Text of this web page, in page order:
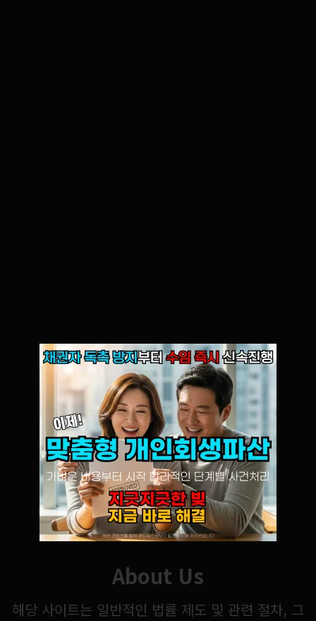
About Us
해당 사이트는 일반적인 법률 제도 및 관련 절차, 그